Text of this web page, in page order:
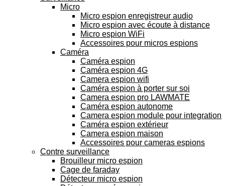
Micro
Micro espion enregistreur audio
Micro espion avec écoute à distance
Micro espion WiFi
Accessoires pour micros espions
Caméra
Caméra espion
Caméra espion 4G
Camera espion wifi
Caméra espion à porter sur soi
Camera espion pro LAWMATE
Caméra espion autonome
Camera espion module pour integration
Caméra espion extérieur
Camera espion maison
Accessoires pour cameras espions
Contre surveillance
Brouilleur micro espion
Cage de faraday
Détecteur micro espion